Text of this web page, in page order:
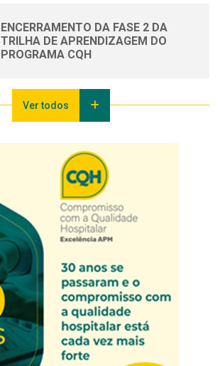
ENCERRAMENTO DA FASE 2 DA
TRILHA DE APRENDIZAGEM DO
PROGRAMA CQH
Ver todos